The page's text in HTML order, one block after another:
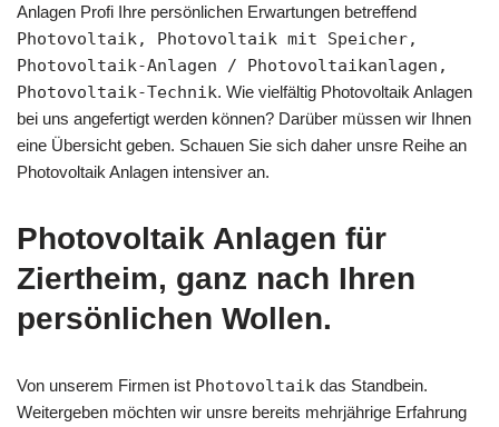
Anlagen Profi Ihre persönlichen Erwartungen betreffend
Photovoltaik, Photovoltaik mit Speicher,
Photovoltaik-Anlagen / Photovoltaikanlagen,
Photovoltaik-Technik. Wie vielfältig Photovoltaik Anlagen
bei uns angefertigt werden können? Darüber müssen wir Ihnen
eine Übersicht geben. Schauen Sie sich daher unsre Reihe an
Photovoltaik Anlagen intensiver an.
Photovoltaik Anlagen für
Ziertheim, ganz nach Ihren
persönlichen Wollen.
Von unserem Firmen ist Photovoltaik das Standbein.
Weitergeben möchten wir unsre bereits mehrjährige Erfahrung